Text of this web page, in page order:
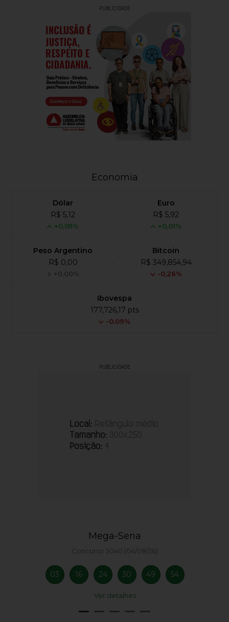
PUBLICIDADE
Economia
Dólar
R$ 5,12
+0,05%
Euro
R$ 5,92
+0,01%
Peso Argentino
R$ 0,00
+0,00%
Bitcoin
R$ 349,854,94
-0,26%
Ibovespa
177,726,17 pts
-0.09%
PUBLICIDADE
Mega-Sena
Concurso 3040 (04/08/26)
03 16 24 30 49 54
Ver detalhes